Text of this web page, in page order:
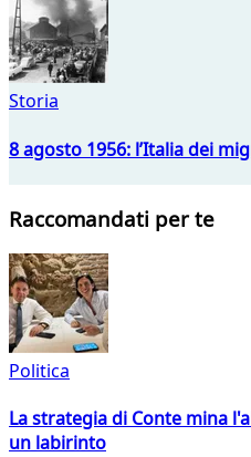
Storia
8 agosto 1956: l’Italia dei
Raccomandati per te
Politica
La strategia di Conte mina
un labirinto